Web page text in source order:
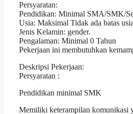
Persyaratan:
Pendidikan: Minimal SMA/SMK/
Usia: Maksimal Tidak ada batas
Jenis Kelamin: gender.
Pengalaman: Minimal 0 Tahun
Pekerjaan ini membutuhkan
Deskripsi Pekerjaan:
Persyaratan :
Pendidikan minimal SMK
Memiliki keterampilan komunikasi